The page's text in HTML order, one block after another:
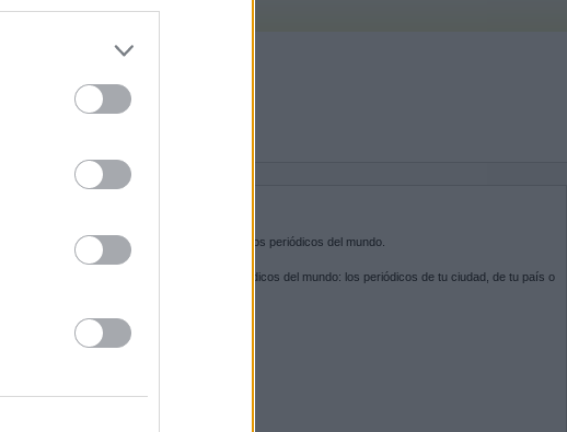
Kiosko.net es la puerta de entrada a los periódicos del mundo.
Navega por las portadas de los periódicos del mundo: los periódicos de tu ciudad, de tu país o
SÍGUENOS